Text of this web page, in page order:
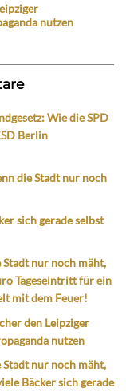
nutzen
Wie die SPD
Berlin
die Stadt nur noch
sich gerade selbst
nur noch mäht,
Tageseintritt für ein
mit dem Feuer!
den Leipziger
nutzen
nur noch mäht,
Bäcker sich gerade